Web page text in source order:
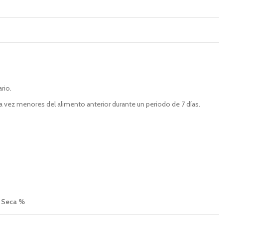
menores del alimento anterior durante un periodo de 7 días.
%